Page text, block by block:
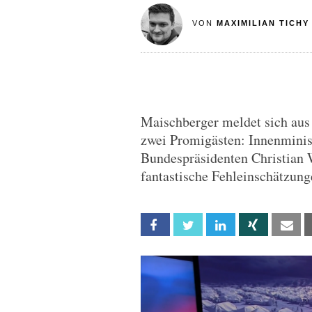
VON MAXIMILIAN TICHY
Maischberger meldet sich
zwei Promigästen:
Bundespräsidenten
fantastische
Facebook Twitter Linkedin Xing